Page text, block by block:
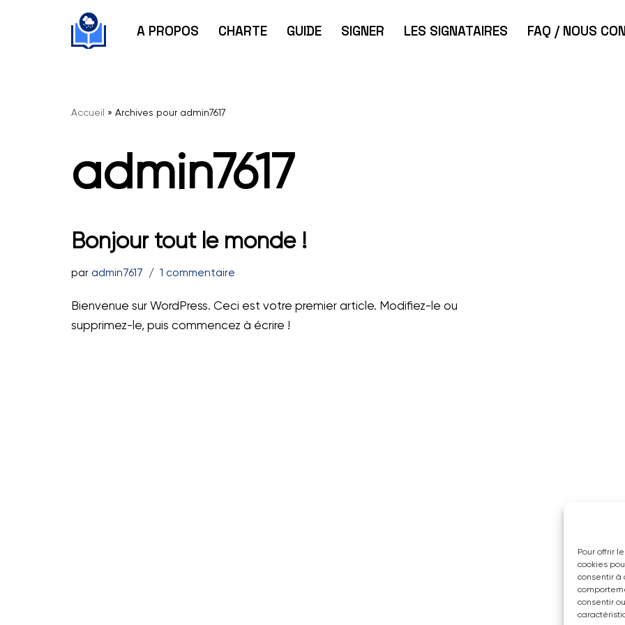
Pour offrir
cookies
consentir à
consentir
A PROPOS CHARTE GUIDE SIGNER LES SIGNATAIRES FAQ / NOUS
Accueil » Archives pour admin7617
admin7617
Bonjour tout le monde !
par admin7617 1 commentaire
Bienvenue sur WordPress. Ceci est votre premier article. Modifiez-le ou
supprimez-le, puis commencez à écrire !